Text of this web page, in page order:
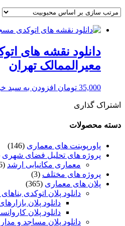
دانلود نقشه های
معیرالممالک تهران
35,000 تومان افزودن به سبد
اشتراک گذاری
دسته محصولات
پاورپوینت های معماری (146)
پروژه های تحلیل فضای شهری
معماری مکانیابی ارشد (6)
پروژه های مختلف (3)
پلان های معماری (365)
دانلود پلان اتوکدی
دانلود پلان
دانلود پلان
دانلود پلان مساجد و